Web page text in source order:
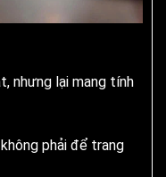
nhưng lại mang tính
phải để trang